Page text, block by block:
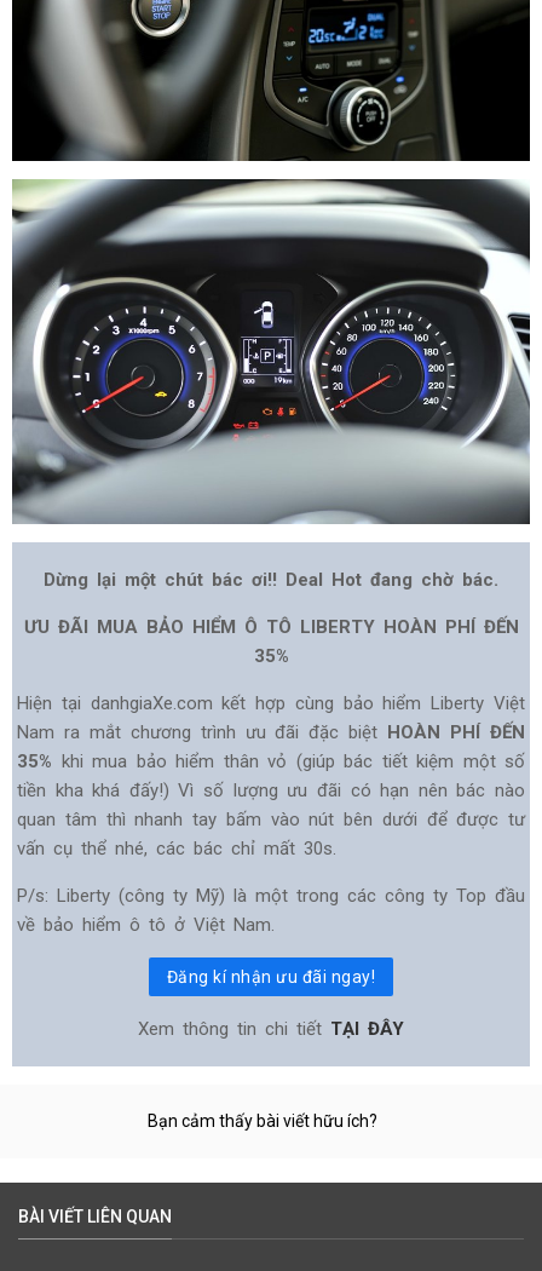
Dừng lại một chút bác ơi!! Deal Hot đang chờ bác.
ƯU ĐÃI MUA BẢO HIỂM Ô TÔ LIBERTY HOÀN PHÍ ĐẾN
35%
Hiện tại danhgiaXe.com kết hợp cùng bảo hiểm Liberty Việt
Nam ra mắt chương trình ưu đãi đặc biệt HOÀN PHÍ ĐẾN
35% khi mua bảo hiểm thân vỏ (giúp bác tiết kiệm một số
tiền kha khá đấy!) Vì số lượng ưu đãi có hạn nên bác nào
quan tâm thì nhanh tay bấm vào nút bên dưới để được tư
vấn cụ thể nhé, các bác chỉ mất 30s.
P/s: Liberty (công ty Mỹ) là một trong các công ty Top đầu
về bảo hiểm ô tô ở Việt Nam.
Đăng kí nhận ưu đãi ngay!
Xem thông tin chi tiết TẠI ĐÂY
Bạn cảm thấy bài viết hữu ích?
BÀI VIẾT LIÊN QUAN